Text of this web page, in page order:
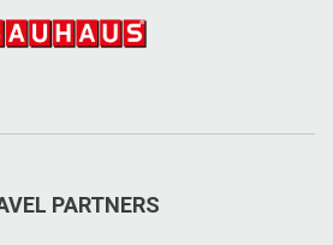
PARTNERS